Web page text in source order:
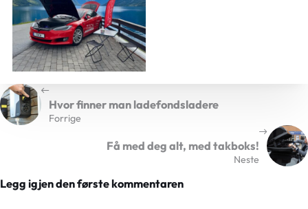
Forrige
Hvor finner man ladefondsladere
Neste
Få med deg alt, med takboks!
Legg igjen den første kommentaren